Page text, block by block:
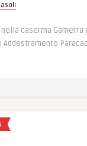
caserma Gamerra
Addestramento